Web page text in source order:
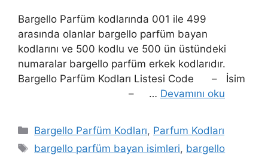
Bargello Parfüm kodlarında 001 ile 499
arasında olanlar bargello parfüm bayan
kodlarını ve 500 kodlu ve 500 ün üstündeki
numaralar bargello parfüm erkek kodlarıdır.
Bargello Parfüm Kodları Listesi Code – İsim
– … Devamını oku
Kategoriler
Bargello Parfüm Kodları, Parfum Kodları
Etiketler
bargello parfüm bayan isimleri, bargello